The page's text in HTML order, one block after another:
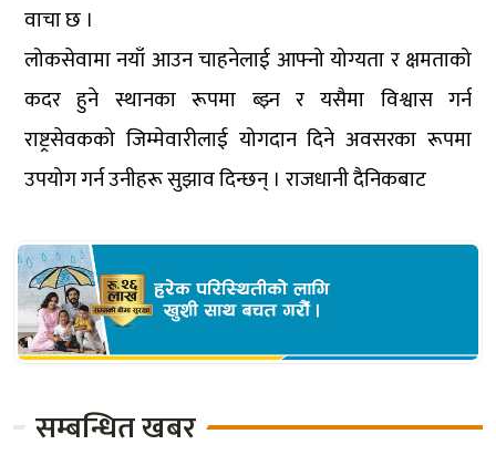
वाचा छ ।
लोकसेवामा नयाँ आउन चाहनेलाई आफ्नो योग्यता र क्षमताको
कदर हुने स्थानका रूपमा ब्झ्न र यसैमा विश्वास गर्न
राष्ट्रसेवकको जिम्मेवारीलाई योगदान दिने अवसरका रूपमा
उपयोग गर्न उनीहरू सुझाव दिन्छन् । राजधानी दैनिकबाट
सम्बन्धित खबर